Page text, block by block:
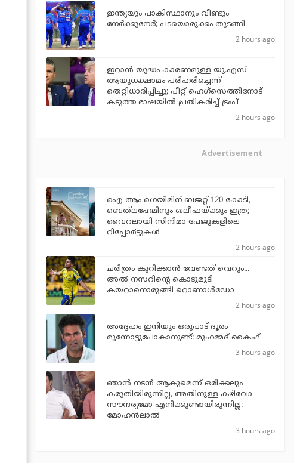
ഇന്ത്യയും പാകിസ്ഥാനും വീണ്ടും
നേര്‍ക്കുനേര്‍; പടയൊരുക്കം തുടങ്ങി
2 hours ago
ഇറാന്‍ യുദ്ധം കാരണമുള്ള യു.എസ്
ആയുധക്ഷാമം പരിഹരിച്ചെന്ന്
തെറ്റിധാരിപ്പിച്ചു; പീറ്റ് ഹെഗ്‌സെത്തിനോട്
കടുത്ത ഭാഷയില്‍ പ്രതികരിച്ച് ട്രംപ്
2 hours ago
Advertisement
ഐ ആം ഗെയിമിന് ബജറ്റ് 120 കോടി,
ബെത്‌ലഹേമിനും ഖലീഫയ്ക്കും ഇത്ര;
വൈറലായി സിനിമാ പേജുകളിലെ
റിപ്പോര്‍ട്ടുകള്‍
2 hours ago
ചരിത്രം കുറിക്കാന്‍ വേണ്ടത് വെറും...
അല്‍ നസറിന്റെ കൊടുമുടി
കയറാനൊരുങ്ങി റൊണാള്‍ഡോ
2 hours ago
അദ്ദേഹം ഇനിയും ഒരുപാട് ദൂരം
മുന്നോട്ടുപോകാനുണ്ട്: മുഹമ്മദ് കൈഫ്
3 hours ago
ഞാൻ നടൻ ആകുമെന്ന് ഒരിക്കലും
കരുതിയിരുന്നില്ല, അതിനുള്ള കഴിവോ
സൗന്ദര്യമോ എനിക്കുണ്ടായിരുന്നില്ല:
മോഹൻലാൽ
3 hours ago